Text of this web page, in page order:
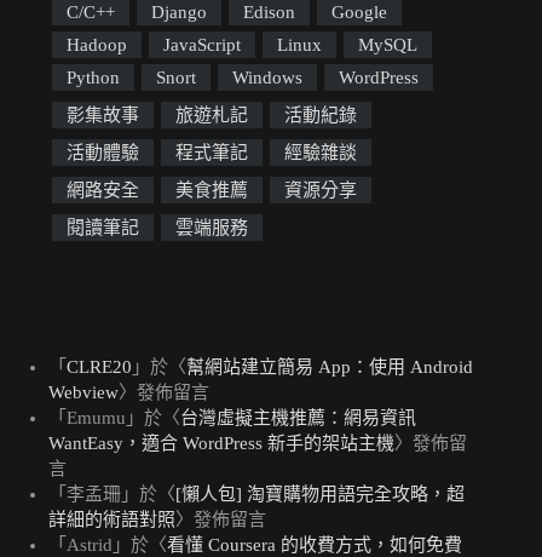
C/C++ Django Edison
Google
Hadoop
JavaScript Linux
MySQL
Python
Snort Windows
WordPress
影集故事
旅遊札記
活動紀錄
活動體驗
程式筆記
經驗雜談
網路安全
美食推薦
資源分享
閱讀筆記
雲端服務
「 CLRE20 」於〈幫網站建立簡易 App：使用 Android
Webview〉發佈留言
「 Emumu 」於〈台灣虛擬主機推薦：網易資訊
WantEasy，適合 WordPress 新手的架站主機〉發佈留
言
「 李孟珊 」於〈[懶人包] 淘寶購物用語完全攻略，超
詳細的術語對照〉發佈留言
「 Astrid 」於〈看懂 Coursera 的收費方式，如何免費